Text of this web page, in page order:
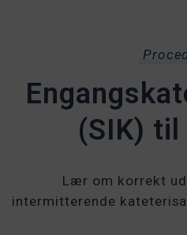
(SIK) til
Lær om korrekt
intermitterende